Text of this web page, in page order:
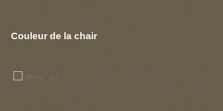
Couleur de la chair
blanc (1)